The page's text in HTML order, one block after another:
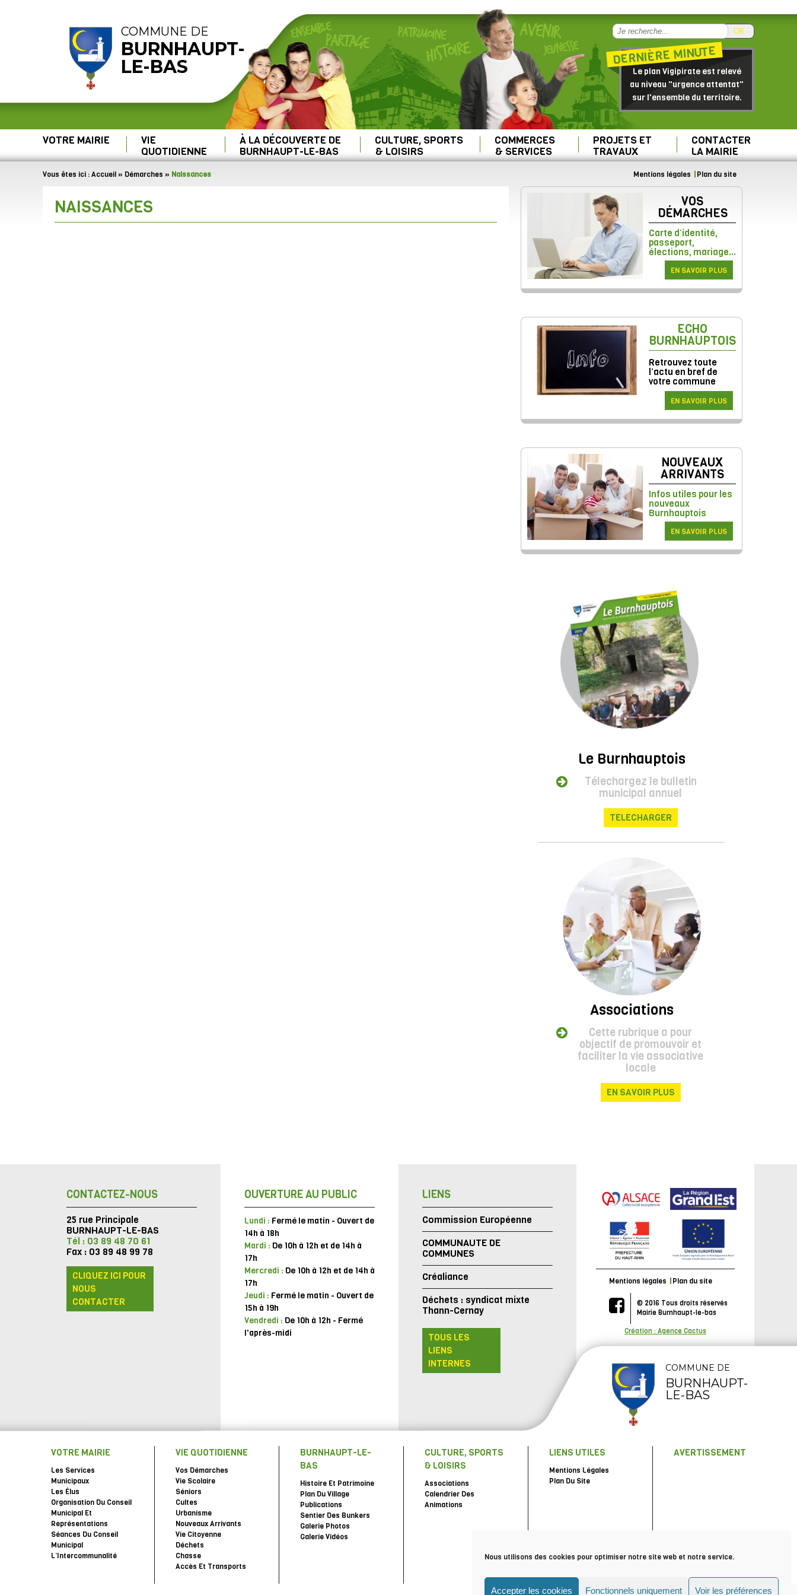
Nous utilisons des cookies pour optimiser notre site web et notre service.
Accepter les cookies Fonctionnels uniquement Voir les préférences
COMMUNE DE
BURNHAUPT-
LE-BAS
OK
DERNIÈRE MINUTE
Le plan Vigipirate est relevé
au niveau "urgence attentat"
sur l'ensemble du territoire.
VOTRE MAIRIE VIE
QUOTIDIENNE
À LA DÉCOUVERTE DE
BURNHAUPT-LE-BAS
CULTURE, SPORTS
& LOISIRS
COMMERCES
& SERVICES
PROJETS ET
TRAVAUX
CONTACTER
LA MAIRIE
Vous êtes ici :Accueil » Démarches » Naissances Mentions légales Plan du site
NAISSANCES VOS
DÉMARCHES
Carte d’identité,
passeport,
élections, mariage...
EN SAVOIR PLUS
ECHO
BURNHAUPTOIS
Retrouvez toute
l’actu en bref de
votre commune
EN SAVOIR PLUS
NOUVEAUX
ARRIVANTS
Infos utiles pour les
nouveaux
Burnhauptois
EN SAVOIR PLUS
Le Burnhauptois
Télechargez le bulletin
municipal annuel
TELECHARGER
Associations
Cette rubrique a pour
objectif de promouvoir et
faciliter la vie associative
locale
EN SAVOIR PLUS
CONTACTEZ-NOUS
25 rue Principale
BURNHAUPT-LE-BAS
Tél : 03 89 48 70 61
Fax : 03 89 48 99 78
CLIQUEZ ICI POUR
NOUS
CONTACTER
OUVERTURE AU PUBLIC
Lundi : Fermé le matin - Ouvert de
14h à 18h
Mardi : De 10h à 12h et de 14h à
17h
Mercredi : De 10h à 12h et de 14h à
17h
Jeudi : Fermé le matin - Ouvert de
15h à 19h
Vendredi : De 10h à 12h - Fermé
l'après-midi
LIENS
Commission Européenne
COMMUNAUTE DE
COMMUNES
Créaliance
Déchets : syndicat mixte
Thann-Cernay
TOUS LES
LIENS
INTERNES
Mentions légales Plan du site
© 2016 Tous droits réservés
Mairie Burnhaupt-le-bas
Création : Agence Cactus
COMMUNE DE
BURNHAUPT-
LE-BAS
VOTRE MAIRIE
Les Services
Municipaux
Les Élus
Organisation Du Conseil
Municipal Et
Représentations
Séances Du Conseil
Municipal
L’Intercommunalité
VIE QUOTIDIENNE
Vos Démarches
Vie Scolaire
Séniors
Cultes
Urbanisme
Nouveaux Arrivants
Vie Citoyenne
Déchets
Chasse
Accès Et Transports
BURNHAUPT-LE-
BAS
Histoire Et Patrimoine
Plan Du Village
Publications
Sentier Des Bunkers
Galerie Photos
Galerie Vidéos
CULTURE, SPORTS
& LOISIRS
Associations
Calendrier Des
Animations
LIENS UTILES
Mentions Légales
Plan Du Site
AVERTISSEMENT